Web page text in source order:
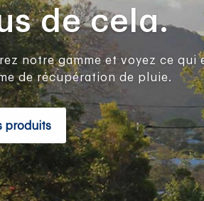
de cela.
notre gamme et voyez ce
de récupération de pluie.
produits